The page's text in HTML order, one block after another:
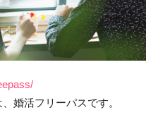
婚活フリーパスです。